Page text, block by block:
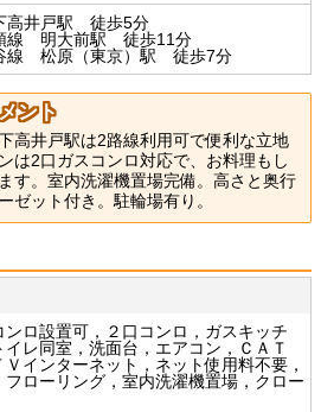
井戸駅 徒歩5分
線 明大前駅 徒歩11分
線 松原（東京）駅 徒歩7分
ント
高井戸駅は2路線利用可で便利な立地
は2口ガスコンロ対応で、お料理もし
す。室内洗濯機置場完備。高さと奥行
ゼット付き。駐輪場有り。
ロ設置可，２口コンロ，ガスキッチ
レ同室，洗面台，エアコン，ＣＡＴ
インターネット，ネット使用料不要，
ローリング，室内洗濯機置場，クロー